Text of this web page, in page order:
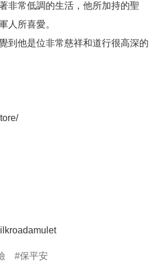
非常低調的生活，他所加持的聖
人所喜愛。
到他是位非常慈祥和道行很高深的
保平安